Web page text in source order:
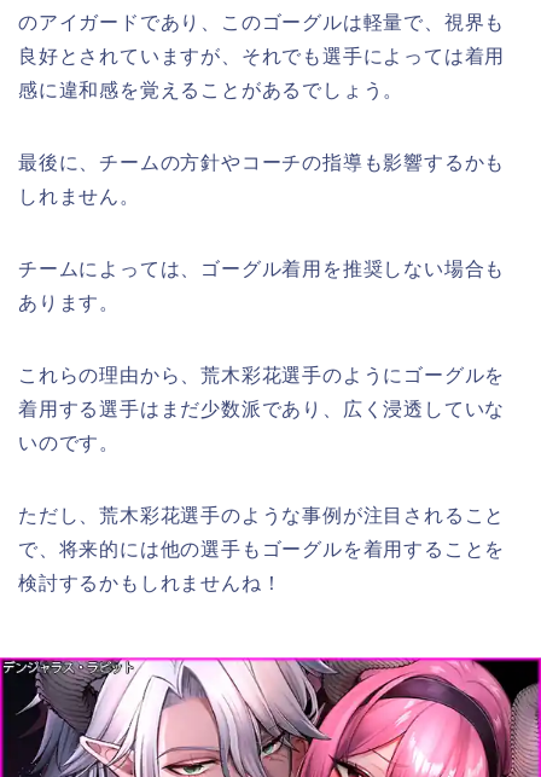
のアイガードであり、このゴーグルは軽量で、視界も
良好とされていますが、それでも選手によっては着用
感に違和感を覚えることがあるでしょう。
最後に、チームの方針やコーチの指導も影響するかも
しれません。
チームによっては、ゴーグル着用を推奨しない場合も
あります。
これらの理由から、荒木彩花選手のようにゴーグルを
着用する選手はまだ少数派であり、広く浸透していな
いのです。
ただし、荒木彩花選手のような事例が注目されること
で、将来的には他の選手もゴーグルを着用することを
検討するかもしれませんね！